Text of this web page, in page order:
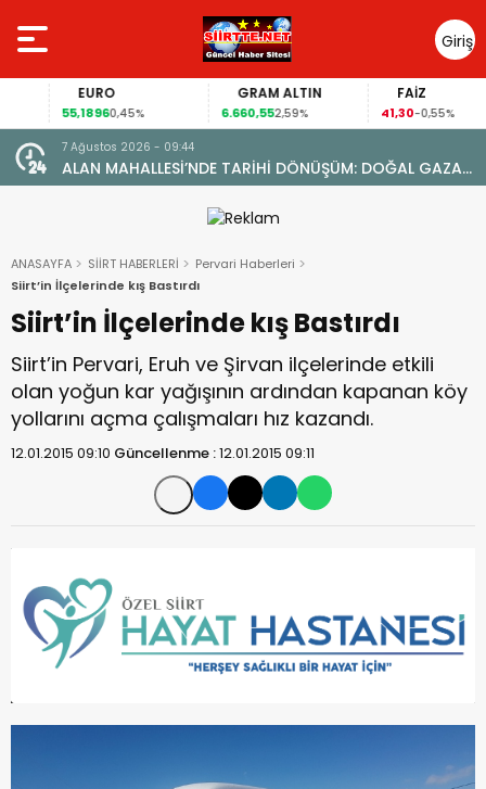
Giriş
Yap
0,45%
GRAM ALTIN
6.660,552,59% -0,55%
7 Ağustos 2026 - 09:44
ALAN MAHALLESİ’NDE TARİHİ DÖNÜŞÜM: DOĞAL GAZA
KAVUŞTU, 34 YILLIK TAPU SORUNU ÇÖZÜLDÜ
ANASAYFA SİİRT HABERLERİ
Pervari Haberleri
Siirt’in İlçelerinde kış Bastırdı
Siirt’in İlçelerinde kış Bastırdı
Siirt’in Pervari, Eruh ve Şirvan ilçelerinde etkili
olan yoğun kar yağışının ardından kapanan köy
yollarını açma çalışmaları hız kazandı.
12.01.2015 09:10 Güncellenme :12.01.2015 09:11